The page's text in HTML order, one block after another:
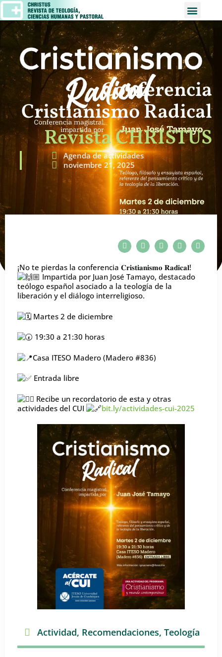
Conferencia
Cristianismo Radical
Revista CHRISTUS
Agenda de actividades
noviembre 21, 2025
¡No te pierdas la conferencia 𝐂𝐫𝐢𝐬𝐭𝐢𝐚𝐧𝐢𝐬𝐦𝐨 𝐑𝐚𝐝𝐢𝐜𝐚𝐥!
Impartida por Juan José Tamayo, destacado
teólogo español asociado a la teología de la
liberación y el diálogo interreligioso.
Martes 2 de diciembre
19:30 a 21:30 horas
Casa ITESO Madero (Madero #836)
Entrada libre
Recibe un recordatorio de esta y otras
actividades del CUI
bit.ly/actividades-cui-2025
Actividad, Recomendaciones, Teología